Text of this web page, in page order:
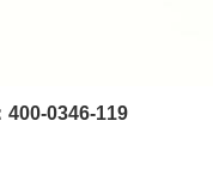
400-0346-119